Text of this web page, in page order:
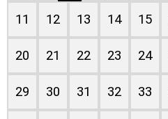
11 12 13 14 15
20 21 22 23 24
29 30 31 32 33